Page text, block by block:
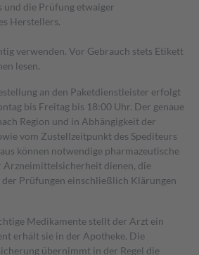
und die Prüfung etwaiger
Herstellers.
verwenden. Vor Gebrauch stets Etikett
lesen.
an den Paketdienstleister erfolgt
bis Freitag bis 18:00 Uhr. Der genaue
Region und in Abhängigkeit der
vom Zustellzeitpunkt des Spediteurs
können notwendige pharmazeutische
Arzneimittelsicherheit dienen, die
Prüfungen einschließlich Klärungen
Medikamente stellt der Arzt ein
erhält sie in der Apotheke. Die
übernimmt in der Regel die